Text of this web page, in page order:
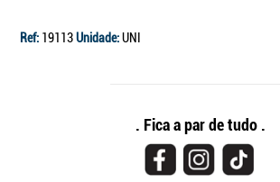
Ref: 19113Unidade:UNI
. Fica a par de tudo .